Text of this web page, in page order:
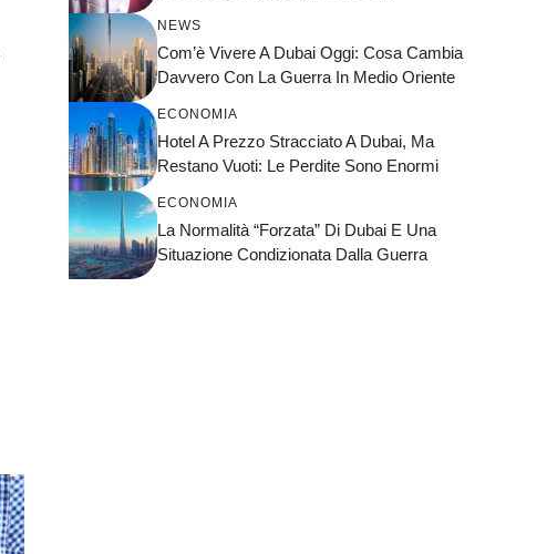
NEWS
Com’è Vivere A Dubai Oggi: Cosa Cambia
Davvero Con La Guerra In Medio Oriente
ECONOMIA
Hotel A Prezzo Stracciato A Dubai, Ma
Restano Vuoti: Le Perdite Sono Enormi
ECONOMIA
La Normalità “forzata” Di Dubai E Una
Situazione Condizionata Dalla Guerra